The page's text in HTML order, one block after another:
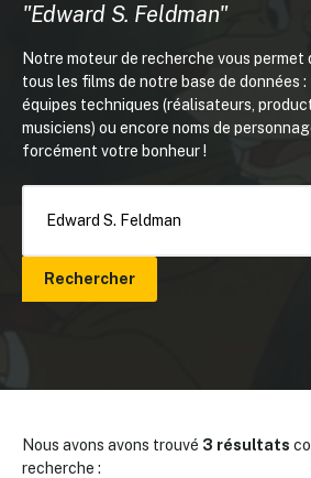
"Edward S. Feldman"
Notre moteur de recherche vous permet
tous les films de notre base de données
équipes techniques (réalisateurs,
musiciens) ou encore noms de
forcément votre bonheur !
Rechercher
Nous avons avons trouvé 3 résultats
recherche :